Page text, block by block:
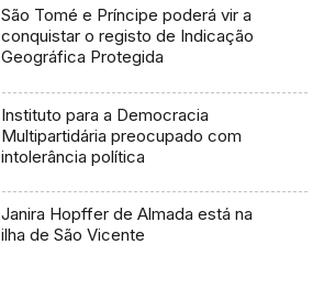
São Tomé e Príncipe poderá vir a
conquistar o registo de Indicação
Geográfica Protegida
Instituto para a Democracia
Multipartidária preocupado com
intolerância política
Janira Hopffer de Almada está na
ilha de São Vicente